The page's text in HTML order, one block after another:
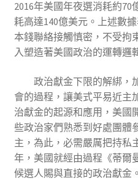
2016年美國年夜選消耗約70
耗高達140億美元。上述數
本錢聯絡接觸慎密，不受拘
入塑造著美國政治的運轉邏
政治獻金下限的解綁，
會的過程，讓美式平易近主
治獻金的起源和應用，美國
些政治家們熟悉到好處團體
主，為此，必需嚴厲把持私
年，美國就經由過程《蒂爾
候選人賜與直接的政治獻金